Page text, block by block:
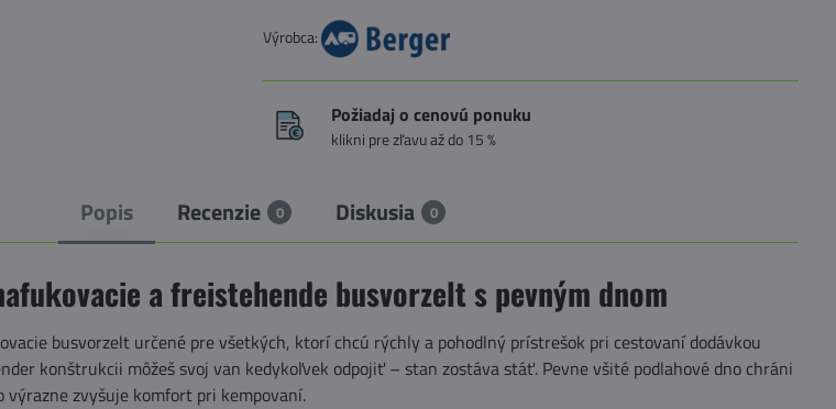
Výrobca:
Požiadaj o cenovú ponuku
klikni pre zľavu až do 15 %
Popis Recenzie 0 Diskusia 0
a freistehende busvorzelt s pevným dnom
busvorzelt určené pre všetkých, ktorí chcú rýchly a pohodlný prístrešok pri cestovaní dodávkou
konštrukcii môžeš svoj van kedykoľvek odpojiť – stan zostáva stáť. Pevne všité podlahové dno chráni
zvyšuje komfort pri kempovaní.